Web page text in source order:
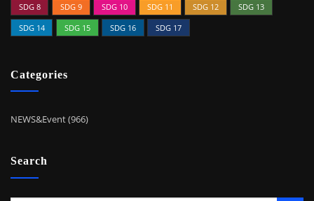
SDG 8
SDG 9 SDG 10 SDG 11 SDG 12
SDG 13
SDG 14
SDG 15 SDG 16 SDG 17
Categories
NEWS&Event (966)
Search